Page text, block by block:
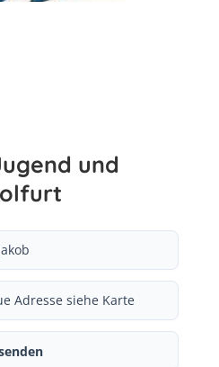
und
Adresse siehe Karte